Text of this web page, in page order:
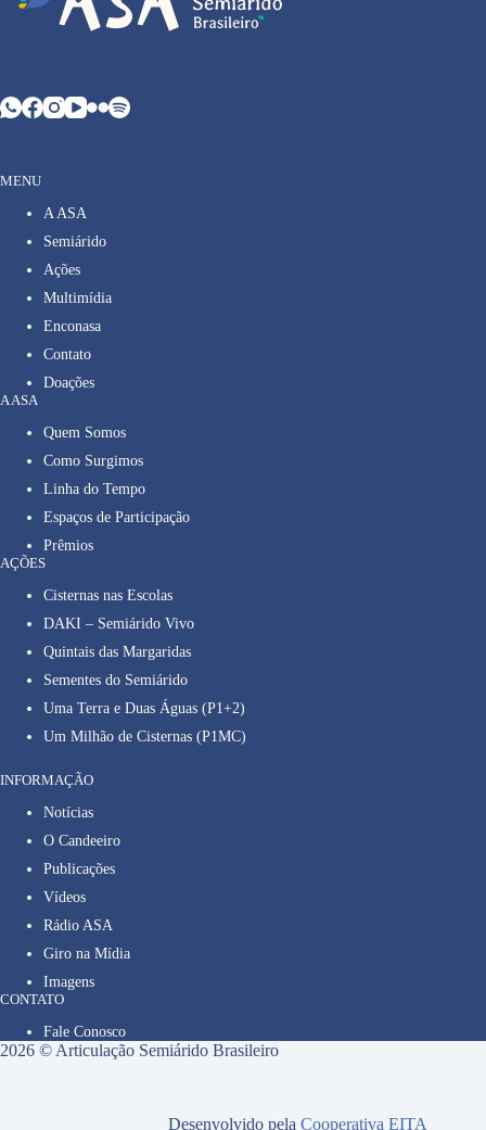
MENU
A ASA
Semiárido
Ações
Multimídia
Enconasa
Contato
Doações
A ASA
Quem Somos
Como Surgimos
Linha do Tempo
Espaços de Participação
Prêmios
AÇÕES
Cisternas nas Escolas
DAKI – Semiárido Vivo
Quintais das Margaridas
Sementes do Semiárido
Uma Terra e Duas Águas (P1+2)
Um Milhão de Cisternas (P1MC)
INFORMAÇÃO
Notícias
O Candeeiro
Publicações
Vídeos
Rádio ASA
Giro na Mídia
Imagens
CONTATO
Fale Conosco
2026 © Articulação Semiárido Brasileiro
Desenvolvido pelaCooperativa EITA